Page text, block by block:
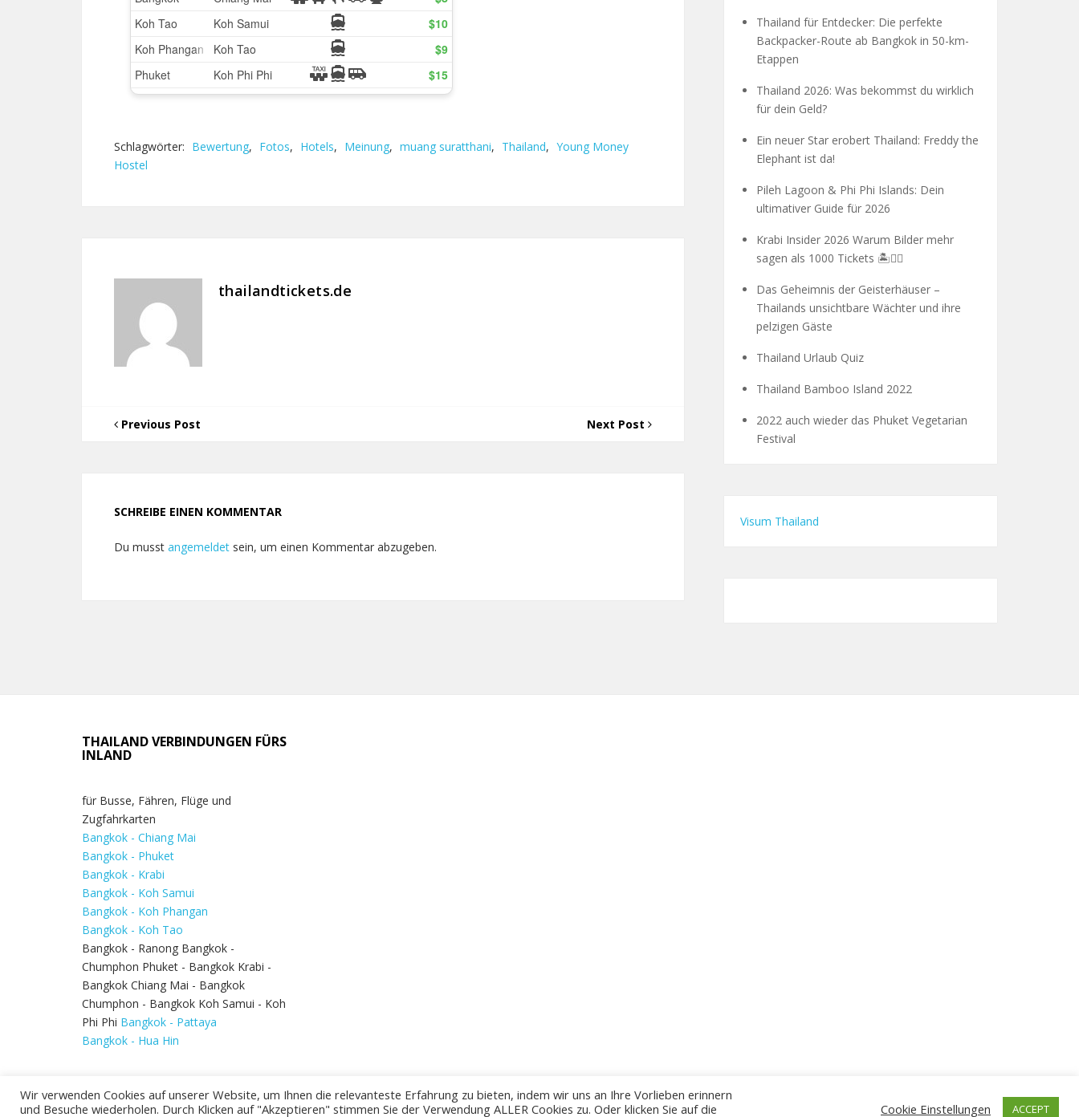
Schlagwörter: Bewertung, Fotos, Hotels, Meinung, muang suratthani, Thailand, Young Money
Hostel
thailandtickets.de
Previous Post Next Post
SCHREIBE EINEN KOMMENTAR
Du musst angemeldet sein, um einen Kommentar abzugeben.
Thailand für Entdecker: Die perfekte
Backpacker-Route ab Bangkok in 50-km-
Etappen
Thailand 2026: Was bekommst du wirklich
für dein Geld?
Ein neuer Star erobert Thailand: Freddy the
Elephant ist da!
Pileh Lagoon & Phi Phi Islands: Dein
ultimativer Guide für 2026
Krabi Insider 2026 Warum Bilder mehr
sagen als 1000 Tickets 🏝️🧗‍♂️
Das Geheimnis der Geisterhäuser –
Thailands unsichtbare Wächter und ihre
pelzigen Gäste
Thailand Urlaub Quiz
Thailand Bamboo Island 2022
2022 auch wieder das Phuket Vegetarian
Festival
Visum Thailand
THAILAND VERBINDUNGEN FÜRS
INLAND
für Busse, Fähren, Flüge und
Zugfahrkarten
Bangkok - Chiang Mai
Bangkok - Phuket
Bangkok - Krabi
Bangkok - Koh Samui
Bangkok - Koh Phangan
Bangkok - Koh Tao
Bangkok - Ranong Bangkok -
Chumphon Phuket - Bangkok Krabi -
Bangkok Chiang Mai - Bangkok
Chumphon - Bangkok Koh Samui - Koh
Phi Phi Bangkok - Pattaya
Bangkok - Hua Hin
Wir verwenden Cookies auf unserer Website, um Ihnen die relevanteste Erfahrung zu bieten, indem wir uns an Ihre Vorlieben erinnern
und Besuche wiederholen. Durch Klicken auf "Akzeptieren" stimmen Sie der Verwendung ALLER Cookies zu. Oder klicken Sie auf die
Cookie Einstellungen ACCEPT